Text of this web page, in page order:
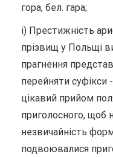
гора, бел. гара;
і) Престижність
прізвищ у Польщі
прагнення
перейняти
цікавий прийом
приголосного, щоб
незвичайність
подвоювалися